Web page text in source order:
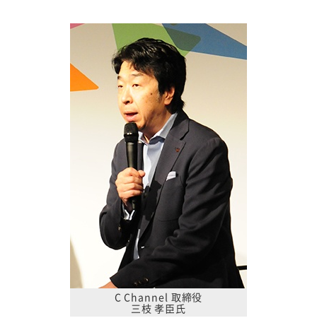
C Channel 取締役
三枝 孝臣氏